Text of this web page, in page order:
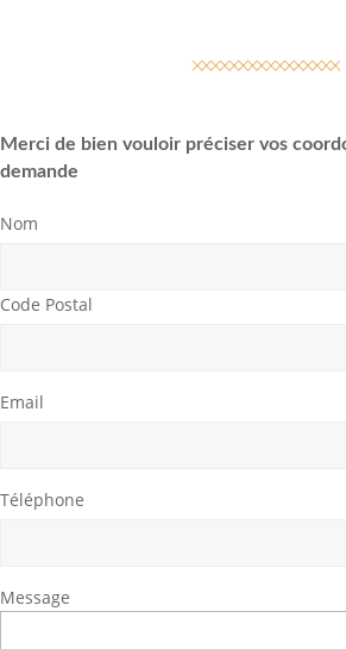
Merci de bien vouloir préciser vos
demande
Nom
Code Postal
Email
Téléphone
Message